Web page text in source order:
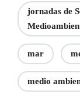
jornadas de
mar
medio